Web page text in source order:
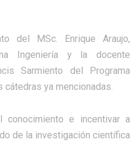
del MSc. Enrique Araujo,
Ingeniería y la docente
Sarmiento del Programa
cátedras ya mencionadas.
e incentivar a
de la investigación científica